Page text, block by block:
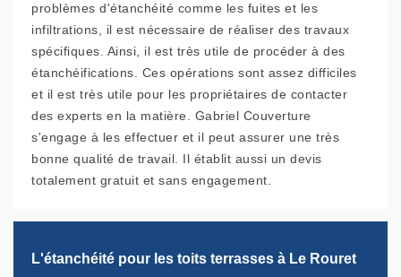
problèmes d'étanchéité comme les fuites et les
infiltrations, il est nécessaire de réaliser des travaux
spécifiques. Ainsi, il est très utile de procéder à des
étanchéifications. Ces opérations sont assez difficiles
et il est très utile pour les propriétaires de contacter
des experts en la matière. Gabriel Couverture
s'engage à les effectuer et il peut assurer une très
bonne qualité de travail. Il établit aussi un devis
totalement gratuit et sans engagement.
L'étanchéité pour les toits terrasses à Le Rouret